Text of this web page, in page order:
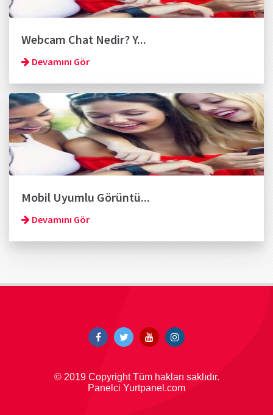
Webcam Chat Nedir? Y...
Devamını Gör
Mobil Uyumlu Görüntü...
Devamını Gör
© 2019 Copyright Tüm hakları saklıdır.
Panelci Yurtpanel.com